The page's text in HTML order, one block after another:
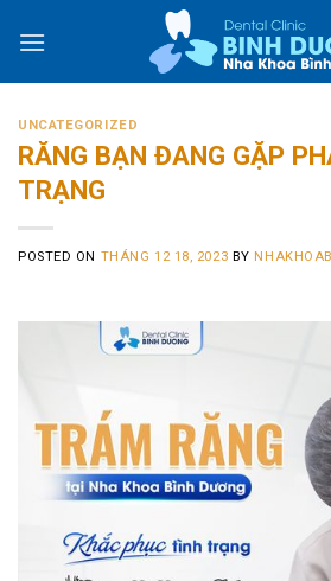
UNCATEGORIZED
RĂNG BẠN ĐANG GẶP
TRẠNG
POSTED ON THÁNG 12 18, 2023 BY